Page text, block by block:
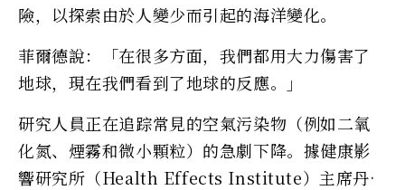
險，以探索由於人變少而引起的海洋變化。
菲爾德說：「在很多方面，我們都用大力傷害了
地球，現在我們看到了地球的反應。」
研究人員正在追踪常見的空氣污染物（例如二氧
化氮、煙霧和微小顆粒）的急劇下降。據健康影
響研究所（Health Effects Institute）主席丹·